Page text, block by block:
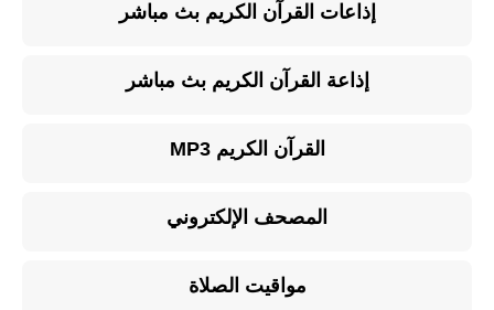
إذاعات القرآن الكريم بث مباشر
إذاعة القرآن الكريم بث مباشر
القرآن الكريم MP3
المصحف الإلكتروني
مواقيت الصلاة